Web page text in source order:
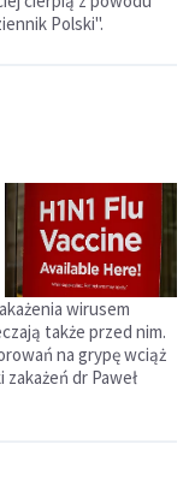
Polski".
wirusem
także przed nim.
na grypę wciąż
dr Paweł